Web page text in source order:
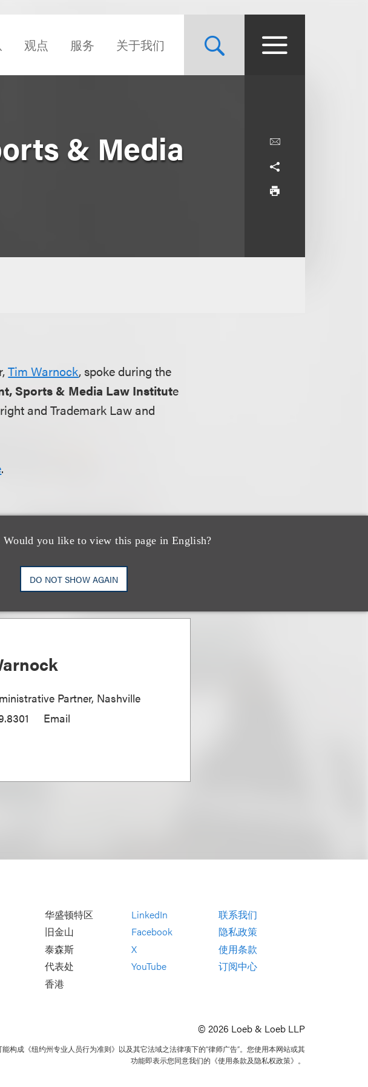
观点 服务 关于我们
you like to view this page in English?
DO NOT SHOW AGAIN
& Media
Tim Warnock, spoke during the
Sports & Media Law Institute
and Trademark Law and
.
Partner, Nashville
Email
华盛顿特区
旧金山
泰森斯
代表处
香港
LinkedIn
Facebook
X
YouTube
联系我们
隐私政策
使用条款
订阅中心
© 2026 Loeb & Loeb LLP
构成《纽约州专业人员行为准则》以及其它法域之法律项下的“律师广告”。您使用本网站或其
功能即表示您同意我们的《使用条款及隐私权政策》。